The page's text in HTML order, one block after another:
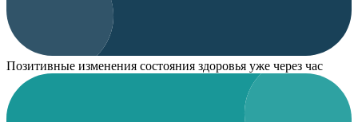
Позитивные изменения состояния здоровья уже через час